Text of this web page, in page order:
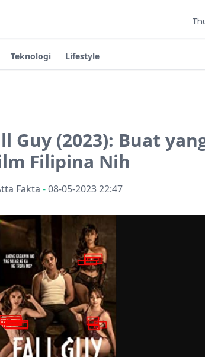
Teknologi Lifestyle
Guy (2023): Buat
Filipina Nih
Fakta -08-05-2023 22:47